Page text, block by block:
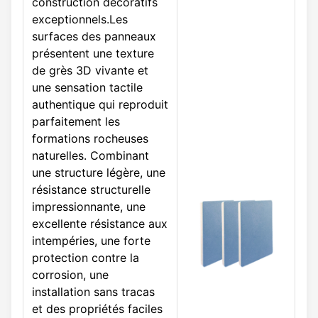
exceptionnels.Les
surfaces des panneaux
présentent une texture
de grès 3D vivante et
une sensation tactile
authentique qui reproduit
parfaitement les
formations rocheuses
naturelles. Combinant
une structure légère, une
résistance structurelle
impressionnante, une
excellente résistance aux
intempéries, une forte
protection contre la
corrosion, une
installation sans tracas
et des propriétés faciles